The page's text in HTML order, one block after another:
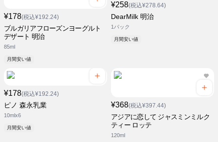
¥178(税込¥192.24)
ブルガリアフローズンヨーグルト
デザート 明治
85ml
月間安い値
¥258(税込¥278.64)
DearMilk 明治
1パック
月間安い値
¥178(税込¥192.24)
ピノ 森永乳業
10mlx6
月間安い値
¥368(税込¥397.44)
アジアに恋して ジャスミンミルク
ティー ロッテ
120ml